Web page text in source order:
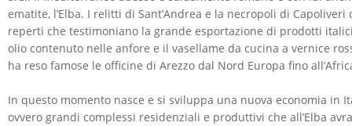
ematite, l’Elba. I relitti di Sant’Andrea e la necropoli di
reperti che testimoniano la grande esportazione di prodotti
olio contenuto nelle anfore e il vasellame da cucina a vernice
ha reso famose le officine di Arezzo dal Nord Europa fino
In questo momento nasce e si sviluppa una nuova economia in
ovvero grandi complessi residenziali e produttivi che all’Elba